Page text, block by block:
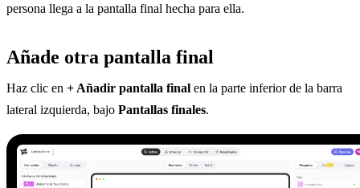
persona llega a la pantalla final hecha para ella.
Añade otra pantalla final
Haz clic en + Añadir pantalla final en la parte inferior de la barra
lateral izquierda, bajo Pantallas finales.